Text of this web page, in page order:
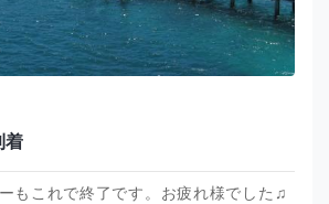
着
もこれで終了です。お疲れ様でした♫